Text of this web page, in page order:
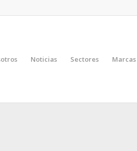
Noticias Sectores Marcas